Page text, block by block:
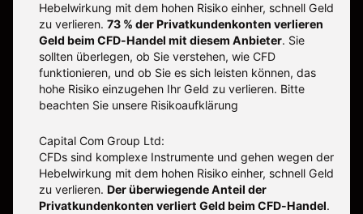
Hebelwirkung mit dem hohen Risiko einher, schnell Geld
zu verlieren. 73 % der Privatkundenkonten verlieren
Geld beim CFD-Handel mit diesem Anbieter. Sie
sollten überlegen, ob Sie verstehen, wie CFD
funktionieren, und ob Sie es sich leisten können, das
hohe Risiko einzugehen Ihr Geld zu verlieren. Bitte
beachten Sie unsere Risikoaufklärung
Capital Com Group Ltd:
CFDs sind komplexe Instrumente und gehen wegen der
Hebelwirkung mit dem hohen Risiko einher, schnell Geld
zu verlieren. Der überwiegende Anteil der
Privatkundenkonten verliert Geld beim CFD-Handel.